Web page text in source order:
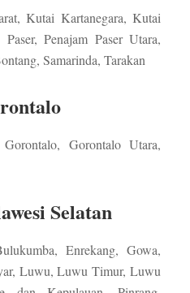
Kutai Kartanegara, Kutai
Penajam Paser Utara,
Samarinda, Tarakan
Gorontalo Utara,
Selatan
Enrekang, Gowa,
Luwu, Luwu Timur, Luwu